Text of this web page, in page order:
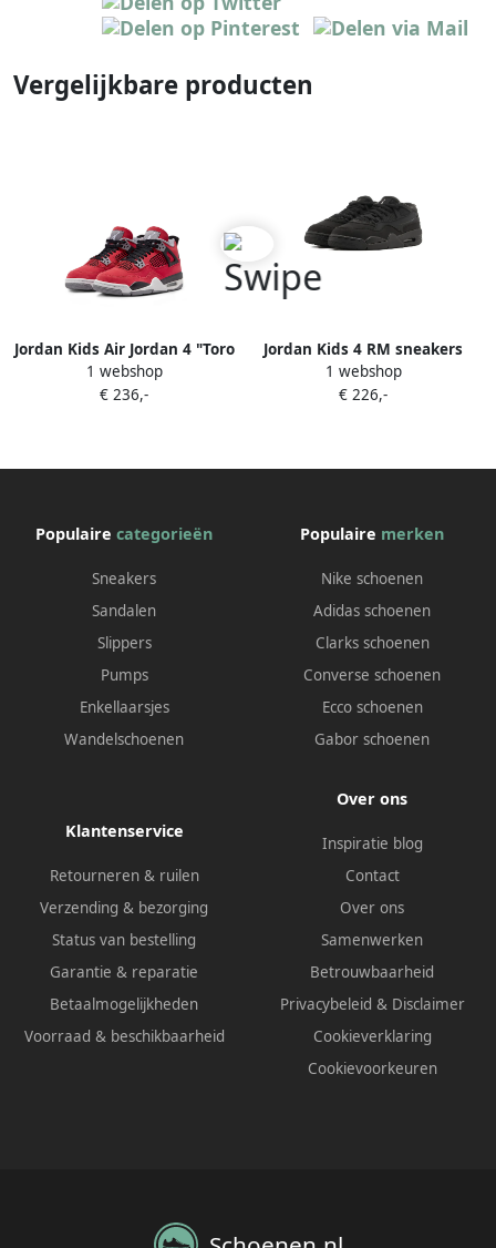
Vergelijkbare producten
Jordan Kids Air Jordan 4 "Toro
Bravo" low-top sneakers
Rood
1 webshop
€ 236,-
Jordan Kids 4 RM sneakers
Zwart
1 webshop
€ 226,-
Populaire categorieën
Sneakers
Sandalen
Slippers
Pumps
Enkellaarsjes
Wandelschoenen
Populaire merken
Nike schoenen
Adidas schoenen
Clarks schoenen
Converse schoenen
Ecco schoenen
Gabor schoenen
Klantenservice
Retourneren & ruilen
Verzending & bezorging
Status van bestelling
Garantie & reparatie
Betaalmogelijkheden
Voorraad & beschikbaarheid
Over ons
Inspiratie blog
Contact
Over ons
Samenwerken
Betrouwbaarheid
Privacybeleid & Disclaimer
Cookieverklaring
Cookievoorkeuren